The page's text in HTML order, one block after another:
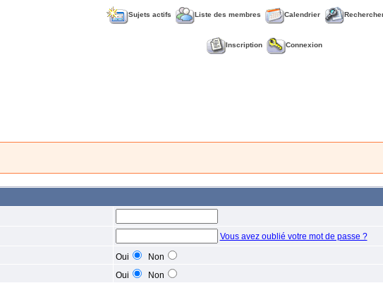
Sujets actifs Liste des membres Calendrier
Inscription Connexion
Vous avez oublié votre mot de passe ?
Oui
Non
Oui Non